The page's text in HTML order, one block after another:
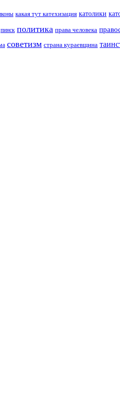
какая тут катехизация католики
пинск политика права человека
советизм страна кураевщина